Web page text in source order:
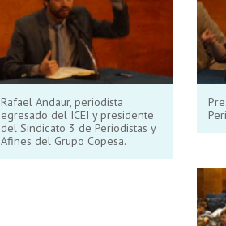
Rafael Andaur, periodista
egresado del ICEI y presidente
del Sindicato 3 de Periodistas y
Afines del Grupo Copesa.